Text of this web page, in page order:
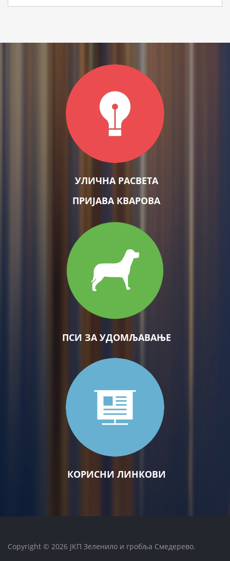
УЛИЧНА РАСВЕТА
ПРИЈАВА КВАРОВА
ПСИ ЗА УДОМЉАВАЊЕ
КОРИСНИ ЛИНКОВИ
Copyright © 2026 ЈКП Зеленило и гробља Смедерево.